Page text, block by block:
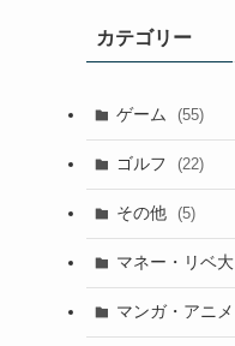
カテゴリー
ゲーム (55)
ゴルフ (22)
その他 (5)
マネー・リベ大
マンガ・アニメ